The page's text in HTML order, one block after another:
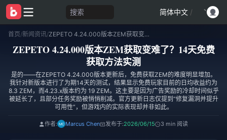
搜索 简体中文 /
首页/新闻资讯/ ZEPETO 4.24.000版本ZEM获取变难了？14天免费获取方法实测
ZEPETO 4.24.000版本ZEM获取变难了？14天免费
获取方法实测
是的——在ZEPETO 4.24.000版本更新后，免费获取ZEM的难度明显增加。
我针对新版本进行了为期14天的测试，结果显示免费玩家目前的日均收益约为
8.3 ZEM，而4.23.x版本约为 19 ZEM。这主要是因为广告奖励的冷却时间似乎
被延长了，且部分任务奖励被悄悄削减。官方更新日志仅提到“修复漏洞并提升
可用性”，但游戏内的实际表现却并非如此。
作者: Marcus Chen 发布于:2026/06/15 3 min 阅读